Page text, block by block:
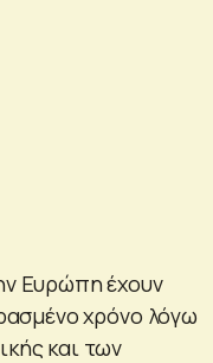
Ευρώπη έχουν
χρόνο λόγω
και των